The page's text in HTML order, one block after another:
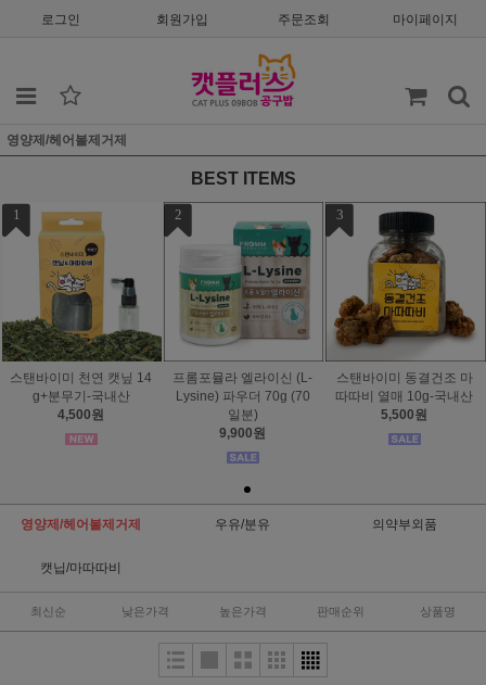
로그인 회원가입 주문조회 마이페이지
영양제/헤어볼제거제
BEST ITEMS
1
스탠바이미 천연 캣닢 14
g+분무기-국내산
4,500원
2
프롬포뮬라 엘라이신 (L-
Lysine) 파우더 70g (70
일분)
9,900원
3
스탠바이미 동결건조 마
따따비 열매 10g-국내산
5,500원
영양제/헤어볼제거제 우유/분유 의약부외품
캣닙/마따따비
최신순 낮은가격 높은가격 판매순위 상품명